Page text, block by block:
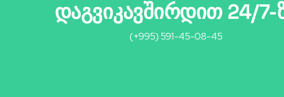
დაგვიკავშირდით 24/7-
(+995) 591-45-08-45